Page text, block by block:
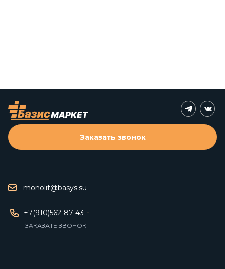
monolit@basys.su
+7(910)562-87-43
ЗАКАЗАТЬ ЗВОНОК
Заказать звонок